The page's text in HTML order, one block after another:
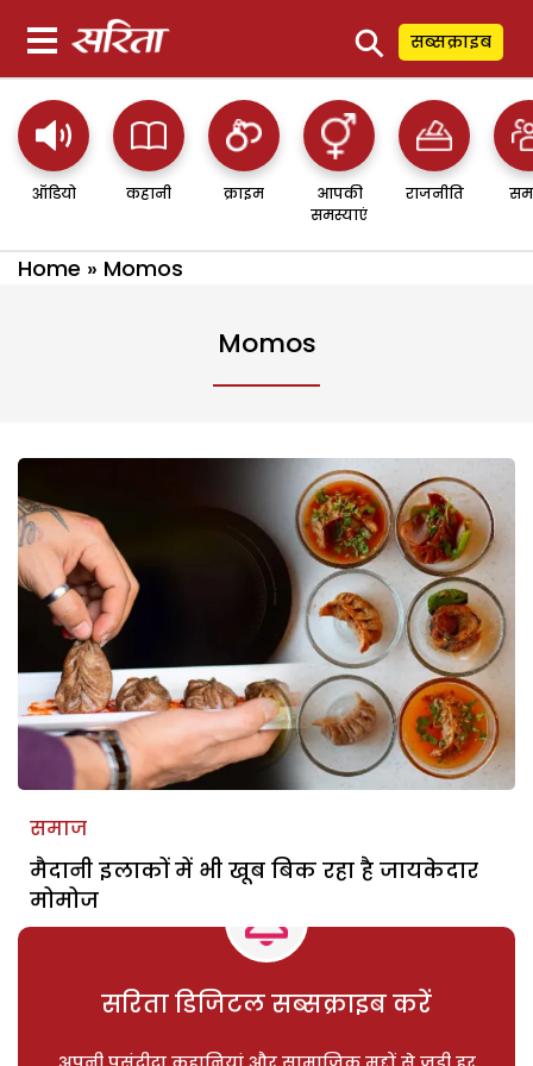
⚲ सब्सक्राइब
ऑडियो कहानी क्राइम
आपकी
समस्याएं
राजनीति
Home » Momos
Momos
समाज
मैदानी इलाकों में भी खूब बिक रहा है जायकेदार
मोमोज
सरिता डिजिटल सब्सक्राइब करें